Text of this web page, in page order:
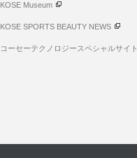
KOSE Museum
KOSE SPORTS BEAUTY NEWS
コーセーテクノロジースペシャルサイト